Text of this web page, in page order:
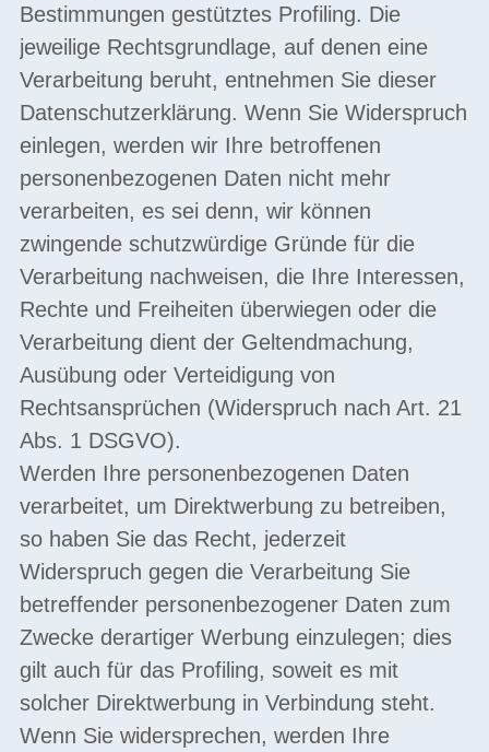
Bestimmungen gestütztes Profiling. Die
jeweilige Rechtsgrundlage, auf denen eine
Verarbeitung beruht, entnehmen Sie dieser
Datenschutzerklärung. Wenn Sie Widerspruch
einlegen, werden wir Ihre betroffenen
personenbezogenen Daten nicht mehr
verarbeiten, es sei denn, wir können
zwingende schutzwürdige Gründe für die
Verarbeitung nachweisen, die Ihre Interessen,
Rechte und Freiheiten überwiegen oder die
Verarbeitung dient der Geltendmachung,
Ausübung oder Verteidigung von
Rechtsansprüchen (Widerspruch nach Art. 21
Abs. 1 DSGVO).
Werden Ihre personenbezogenen Daten
verarbeitet, um Direktwerbung zu betreiben,
so haben Sie das Recht, jederzeit
Widerspruch gegen die Verarbeitung Sie
betreffender personenbezogener Daten zum
Zwecke derartiger Werbung einzulegen; dies
gilt auch für das Profiling, soweit es mit
solcher Direktwerbung in Verbindung steht.
Wenn Sie widersprechen, werden Ihre